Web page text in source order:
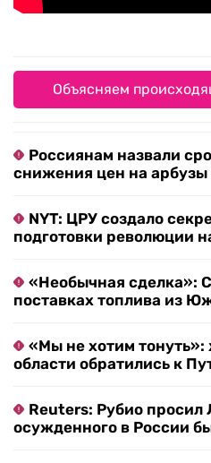
Объясняем
Россиянам назвали
снижения цен на
NYT: ЦРУ создало
подготовки революции
«Необычная сделка»:
поставках топлива из
«Мы не хотим
области обратились к
Reuters: Рубио просил
осужденного в России